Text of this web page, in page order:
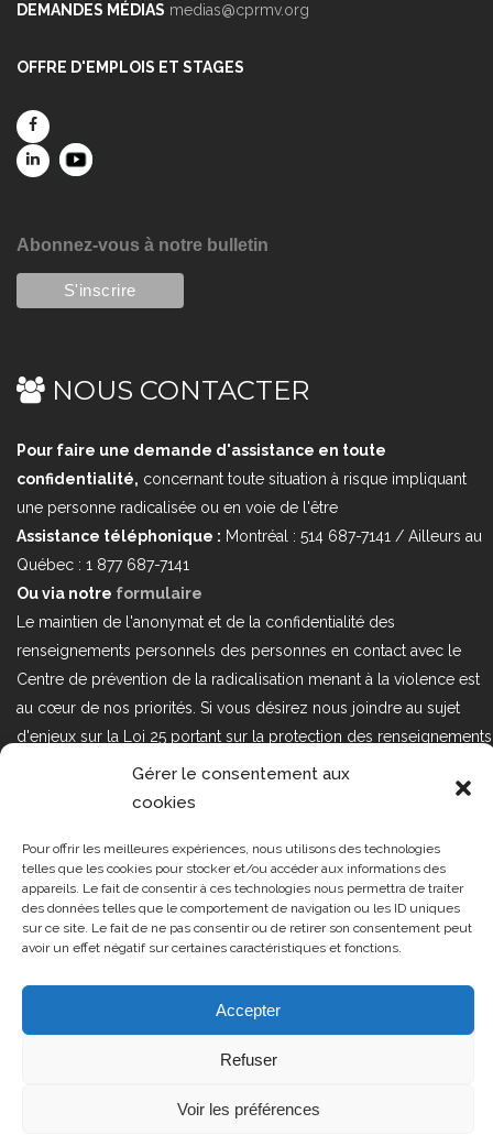
Gérer le consentement aux
cookies
Pour offrir les meilleures expériences, nous utilisons des technologies
telles que les cookies pour stocker et/ou accéder aux informations des
appareils. Le fait de consentir à ces technologies nous permettra de traiter
des données telles que le comportement de navigation ou les ID uniques
sur ce site. Le fait de ne pas consentir ou de retirer son consentement peut
avoir un effet négatif sur certaines caractéristiques et fonctions.
Accepter
Refuser
Voir les préférences
DEMANDES MÉDIAS medias@cprmv.org
OFFRE D'EMPLOIS ET STAGES
Abonnez-vous à notre bulletin
NOUS CONTACTER
Pour faire une demande d'assistance en toute
confidentialité, concernant toute situation à risque impliquant
une personne radicalisée ou en voie de l'être
Assistance téléphonique : Montréal : 514 687-7141 / Ailleurs au
Québec : 1 877 687-7141
Ou via notre formulaire
Le maintien de l'anonymat et de la confidentialité des
renseignements personnels des personnes en contact avec le
Centre de prévention de la radicalisation menant à la violence est
au cœur de nos priorités. Si vous désirez nous joindre au sujet
d'enjeux sur la Loi 25 portant sur la protection des renseignements
personnels dans le secteur privé, veuillez communiquer avec
nous à l'adresse courriel suivant : loi25@cprmv.org Pour en savoir
Tous droits réservés @2019 CPRMV
| Centre de prévention de la
radicalisation menant à la violence
(CPRMV)